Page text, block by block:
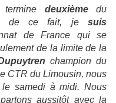
deuxièmedu
et de ce fait, je suis
de France qui se
de la limite de la
champion du
CTR du Limousin, nous
samedi à midi. Nous
aussitôt avec la